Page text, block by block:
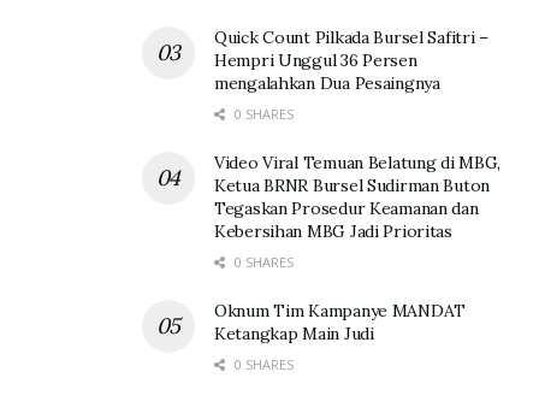
Quick Count Pilkada Bursel Safitri –
Hempri Unggul 36 Persen
mengalahkan Dua Pesaingnya
0 SHARES
Video Viral Temuan Belatung di MBG,
Ketua BRNR Bursel Sudirman Buton
Tegaskan Prosedur Keamanan dan
Kebersihan MBG Jadi Prioritas
0 SHARES
Oknum Tim Kampanye MANDAT
Ketangkap Main Judi
0 SHARES